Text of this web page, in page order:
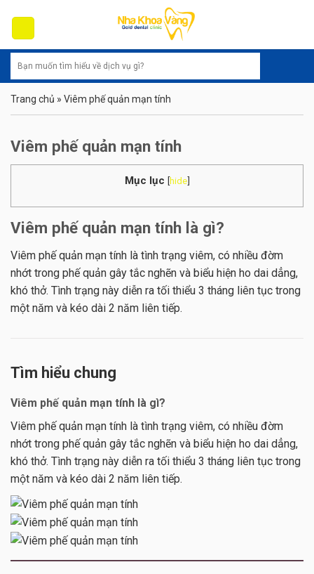
content
Trang chủ » Viêm phế quản mạn tính
Viêm phế quản mạn tính
Mục lục [hide]
Viêm phế quản mạn tính là gì?
Viêm phế quản mạn tính là tình trạng viêm, có nhiều đờm
nhớt trong phế quản gây tắc nghẽn và biểu hiện ho dai dẳng,
khó thở. Tình trạng này diễn ra tối thiểu 3 tháng liên tục trong
một năm và kéo dài 2 năm liên tiếp.
Tìm hiểu chung
Viêm phế quản mạn tính là gì?
Viêm phế quản mạn tính là tình trạng viêm, có nhiều đờm
nhớt trong phế quản gây tắc nghẽn và biểu hiện ho dai dẳng,
khó thở. Tình trạng này diễn ra tối thiểu 3 tháng liên tục trong
một năm và kéo dài 2 năm liên tiếp.